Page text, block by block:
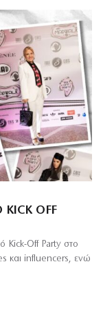
OFF
Kick-Off Party στο
και influencers, ενώ